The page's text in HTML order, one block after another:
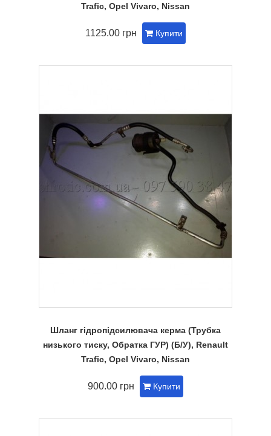
Trafic, Opel Vivaro, Nissan
1125.00 грн Купити
Шланг гідропідсилювача керма (Трубка
низького тиску, Обратка ГУР) (Б/У), Renault
Trafic, Opel Vivaro, Nissan
900.00 грн Купити